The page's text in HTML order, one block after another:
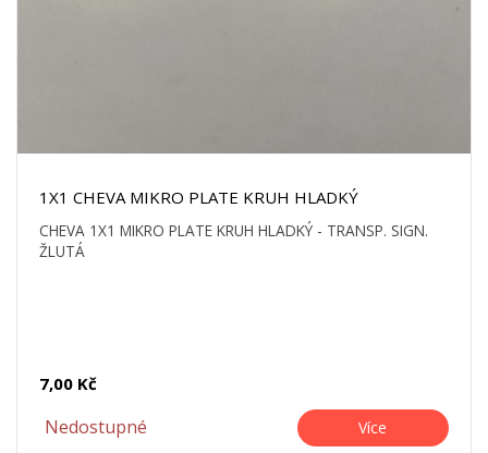
1X1 CHEVA MIKRO PLATE KRUH HLADKÝ
CHEVA 1X1 MIKRO PLATE KRUH HLADKÝ - TRANSP. SIGN.
ŽLUTÁ
7,00 Kč
Nedostupné Více